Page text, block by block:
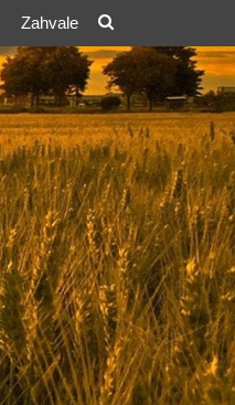
Zahvale